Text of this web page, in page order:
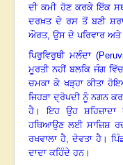
ਦੀ ਕਮੀ ਹੋਣ ਕਰਕੇ ਇੱਕ
ਦਰਖ਼ਤ ਦੇ ਰਸ ਤੋਂ ਬਣੀ
ਔਰਤ, ਉਸ ਦੇ ਪਰਿਵਾਰ ਅਤੇ
ਪਿਰੁਵਿਰੁਥੀ ਮਲੰਦਾ (
ਮੂਰਤੀ ਨਹੀਂ ਬਲਕਿ ਜੰਗ
ਚਮਕਾ ਕੇ ਖੜ੍ਹਾ ਕੀਤਾ
ਜਿਹੜਾ ਦ੍ਰੋਪਦੀ ਨੂੰ ਨਗਨ
ਹੈ ।ਇਹ ਉਹ ਸ਼ਹਿਜ਼ਾਦਾ
ਹਥਿਆਉਣ ਲਈ ਸਾਜ਼ਿਸ਼
ਰਖਵਾਲਾ ਹੈ, ਦੇਵਤਾ ਹੈ।
ਦਾਦਾ ਕਹਿੰਦੇ ਹਨ।